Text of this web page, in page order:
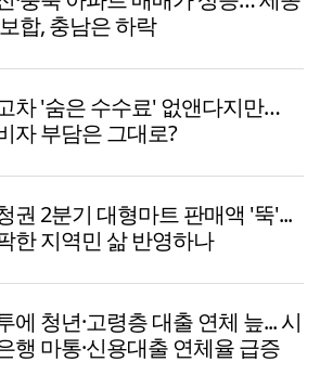
합, 충남은 하락
차 '숨은 수수료' 없앤다지만…
자 부담은 그대로?
권 2분기 대형마트 판매액 '뚝'...
한 지역민 삶 반영하나
에 청년·고령층 대출 연체 늪... 시
행 마통·신용대출 연체율 급증